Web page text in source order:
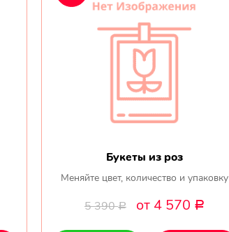
Букеты из роз
Меняйте цвет, количество и упаковку
5 390Р от 4 570 Р